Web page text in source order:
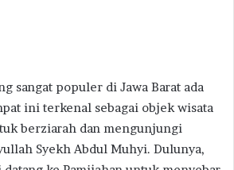
sangat populer di Jawa Barat ada
ini terkenal sebagai objek wisata
berziarah dan mengunjungi
Syekh Abdul Muhyi. Dulunya,